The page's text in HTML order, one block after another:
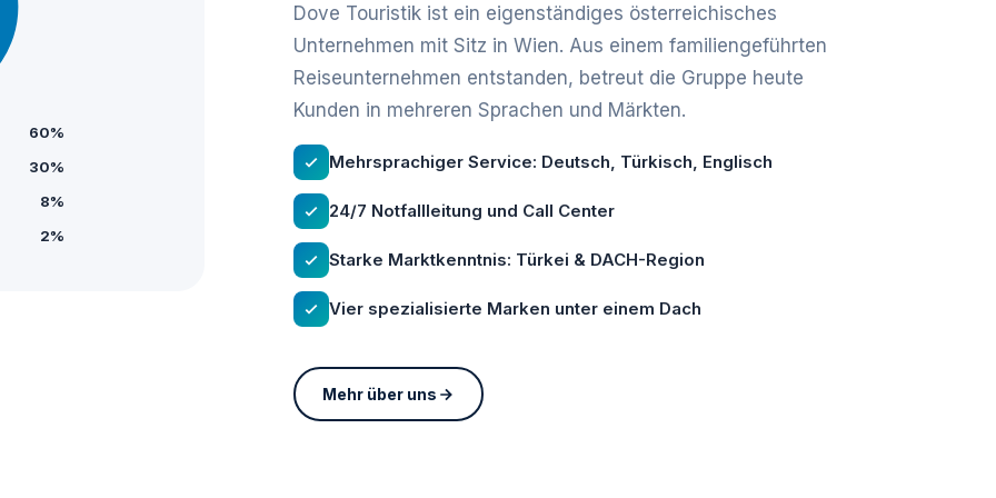
60%
30%
8%
2%
Dove Touristik ist ein eigenständiges österreichisches
Unternehmen mit Sitz in Wien. Aus einem familiengeführten
Reiseunternehmen entstanden, betreut die Gruppe heute
Kunden in mehreren Sprachen und Märkten.
Mehrsprachiger Service: Deutsch, Türkisch, Englisch
24/7 Notfallleitung und Call Center
Starke Marktkenntnis: Türkei & DACH-Region
Vier spezialisierte Marken unter einem Dach
Mehr über uns